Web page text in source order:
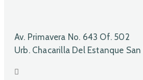
Av. Primavera No. 643 Of. 502
Urb. Chacarilla Del Estanque San